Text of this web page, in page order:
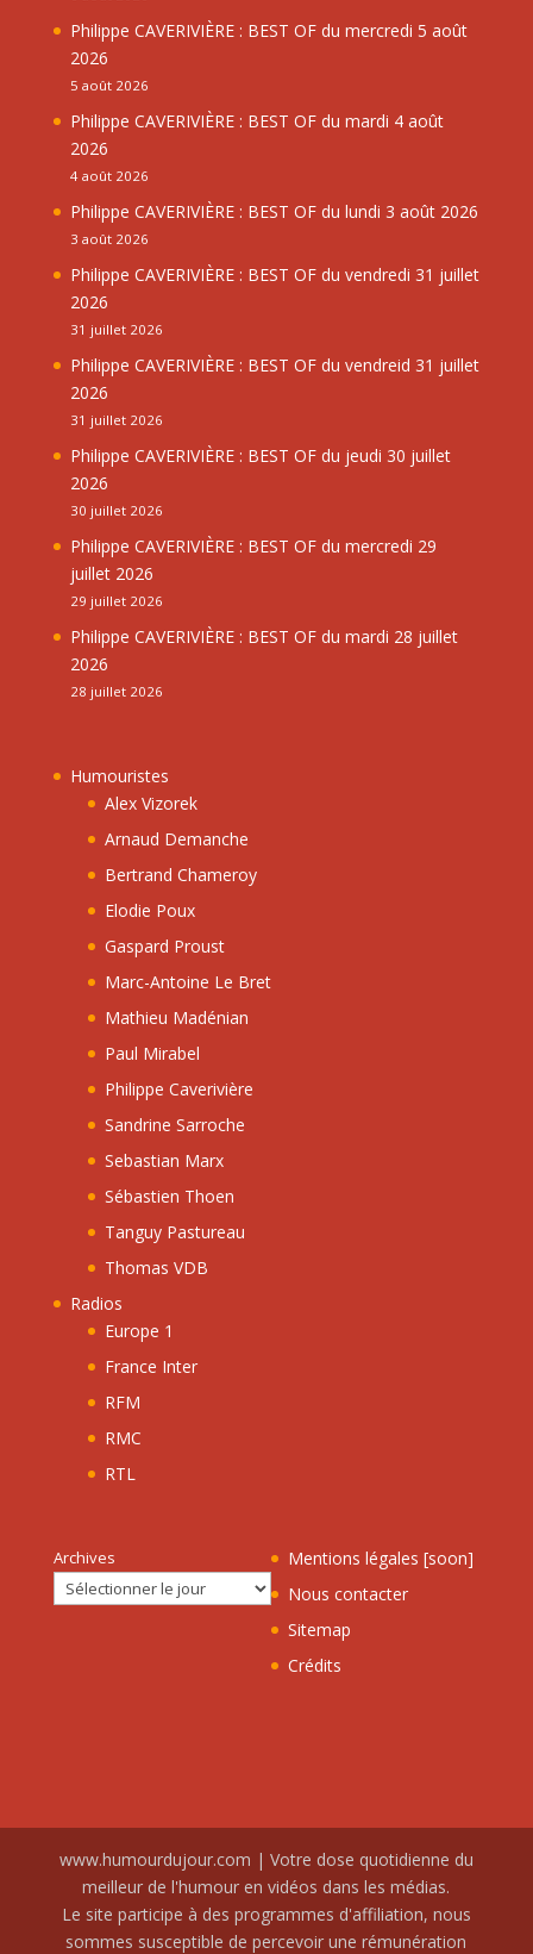
Philippe CAVERIVIÈRE : BEST OF du mercredi 5 août
2026
5 août 2026
Philippe CAVERIVIÈRE : BEST OF du mardi 4 août
2026
4 août 2026
Philippe CAVERIVIÈRE : BEST OF du lundi 3 août 2026
3 août 2026
Philippe CAVERIVIÈRE : BEST OF du vendredi 31 juillet
2026
31 juillet 2026
Philippe CAVERIVIÈRE : BEST OF du vendreid 31 juillet
2026
31 juillet 2026
Philippe CAVERIVIÈRE : BEST OF du jeudi 30 juillet
2026
30 juillet 2026
Philippe CAVERIVIÈRE : BEST OF du mercredi 29
juillet 2026
29 juillet 2026
Philippe CAVERIVIÈRE : BEST OF du mardi 28 juillet
2026
28 juillet 2026
Humouristes
Alex Vizorek
Arnaud Demanche
Bertrand Chameroy
Elodie Poux
Gaspard Proust
Marc-Antoine Le Bret
Mathieu Madénian
Paul Mirabel
Philippe Caverivière
Sandrine Sarroche
Sebastian Marx
Sébastien Thoen
Tanguy Pastureau
Thomas VDB
Radios
Europe 1
France Inter
RFM
RMC
RTL
Archives
Mentions légales [soon]
Nous contacter
Sitemap
Crédits
www.humourdujour.com | Votre dose quotidienne du
meilleur de l'humour en vidéos dans les médias.
Le site participe à des programmes d'affiliation, nous
sommes susceptible de percevoir une rémunération